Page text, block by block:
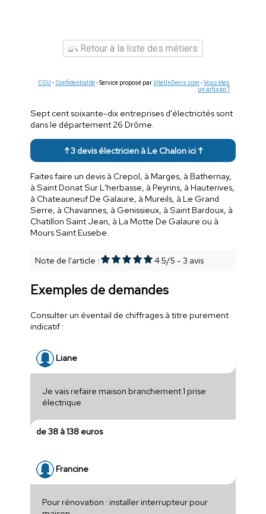
Retour à la liste des métiers
CGU - Confidentialité- Service proposé parViteUnDevis.com -Vous êtes
un artisan ?
Sept cent soixante-dix entreprises d'électricités sont
dans le département 26 Drôme.
↑ 3 devis électricien à Le Chalon ici ↑
Faites faire un devis à Crepol, à Marges, à Bathernay,
à Saint Donat Sur L'herbasse, à Peyrins, à Hauterives,
à Chateauneuf De Galaure, à Mureils, à Le Grand
Serre, à Chavannes, à Genissieux, à Saint Bardoux, à
Chatillon Saint Jean, à La Motte De Galaure ou à
Mours Saint Eusebe.
Note de l'article : 4.5/5 - 3 avis
Exemples de demandes
Consulter un éventail de chiffrages à titre purement
indicatif :
Liane
Je vais refaire maison branchement 1 prise
électrique
de 38 à 138 euros
Francine
Pour rénovation : installer interrupteur pour